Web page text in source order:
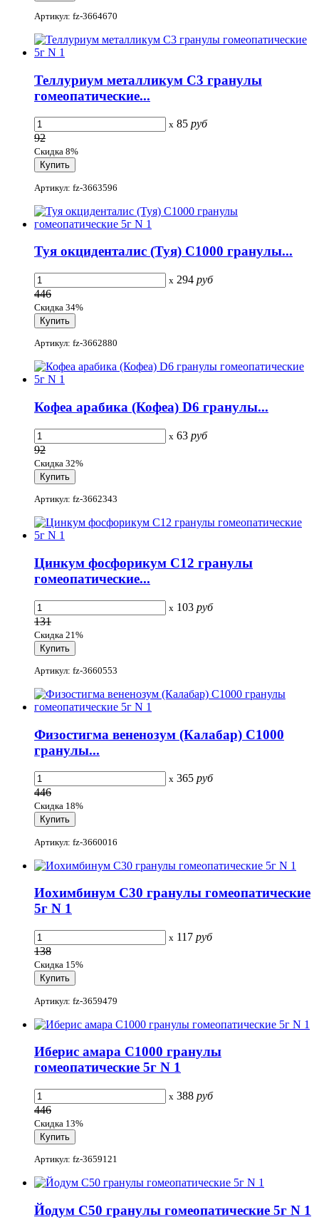
Артикул: fz-3664670
Теллуриум металликум С3 гранулы
гомеопатические...
x 85 руб
92
Скидка 8%
Артикул: fz-3663596
Туя окциденталис (Туя) С1000 гранулы...
x 294 руб
446
Скидка 34%
Артикул: fz-3662880
Кофеа арабика (Кофеа) D6 гранулы...
x 63 руб
92
Скидка 32%
Артикул: fz-3662343
Цинкум фосфорикум C12 гранулы
гомеопатические...
x 103 руб
131
Скидка 21%
Артикул: fz-3660553
Физостигма вененозум (Калабар) С1000
гранулы...
x 365 руб
446
Скидка 18%
Артикул: fz-3660016
Иохимбинум С30 гранулы гомеопатические
5г N 1
x 117 руб
138
Скидка 15%
Артикул: fz-3659479
Иберис амара С1000 гранулы
гомеопатические 5г N 1
x 388 руб
446
Скидка 13%
Артикул: fz-3659121
Йодум C50 гранулы гомеопатические 5г N 1